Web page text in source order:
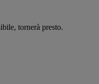
tornerà presto.